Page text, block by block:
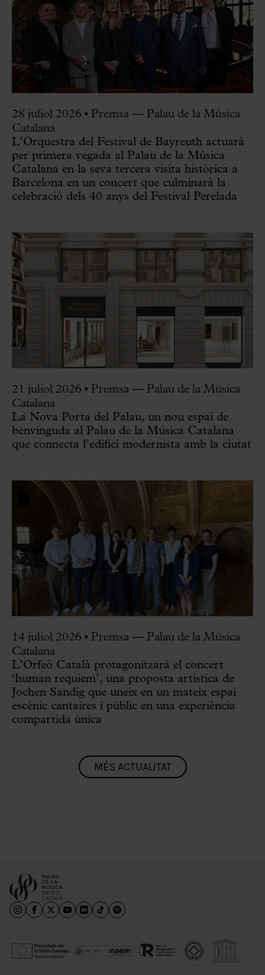
28 juliol 2026 • Premsa — Palau de la Música
Catalana
L’Orquestra del Festival de Bayreuth actuarà
per primera vegada al Palau de la Música
Catalana en la seva tercera visita històrica a
Barcelona en un concert que culminarà la
celebració dels 40 anys del Festival Perelada
21 juliol 2026 • Premsa — Palau de la Música
Catalana
La Nova Porta del Palau, un nou espai de
benvinguda al Palau de la Música Catalana
que connecta l’edifici modernista amb la ciutat
14 juliol 2026 • Premsa — Palau de la Música
Catalana
L’Orfeó Català protagonitzarà el concert
‘human requiem’, una proposta artística de
Jochen Sandig que uneix en un mateix espai
escènic cantaires i públic en una experiència
compartida única
MÉS ACTUALITAT